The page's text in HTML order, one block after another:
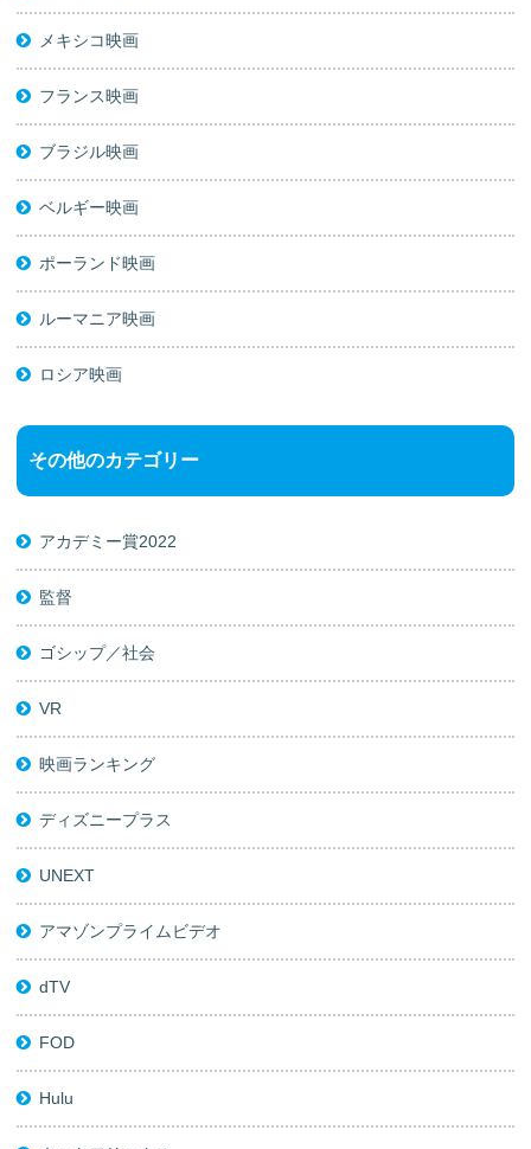
メキシコ映画
フランス映画
ブラジル映画
ベルギー映画
ポーランド映画
ルーマニア映画
ロシア映画
その他のカテゴリー
アカデミー賞2022
監督
ゴシップ／社会
VR
映画ランキング
ディズニープラス
UNEXT
アマゾンプライムビデオ
dTV
FOD
Hulu